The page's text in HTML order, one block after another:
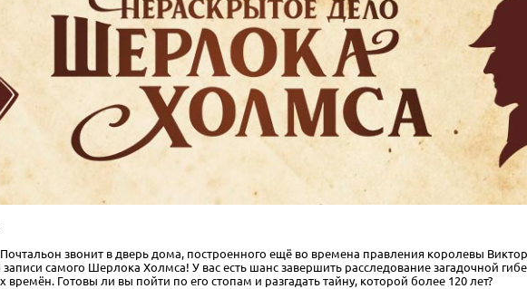
звонит в дверь дома, построенного ещё во времена правления королевы
самого Шерлока Холмса! У вас есть шанс завершить расследование загадочной
времён. Готовы ли вы пойти по его стопам и разгадать тайну, которой более 120 лет?